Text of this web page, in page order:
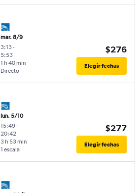
mar. 8/9
3:13-
5:53
Directo
1 h 40 min
$276
Elegir fechas
lun. 5/10
15:49-
20:42
1 escala
3 h 53 min
$277
Elegir fechas